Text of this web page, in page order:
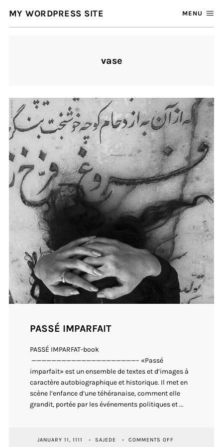
MY WORDPRESS SITE MENU
vase
PASSÉ IMPARFAIT
PASSÉ IMPARFAT-book
—————————————————————– «Passé
imparfait» est un ensemble de textes et d’images à
caractère autobiographique et historique. Il met en
scène l’enfance d’une téhéranaise, comment elle
grandit, portée par les événements politiques et ...
JANUARY 11, 1111 SAJEDE COMMENTS OFFON